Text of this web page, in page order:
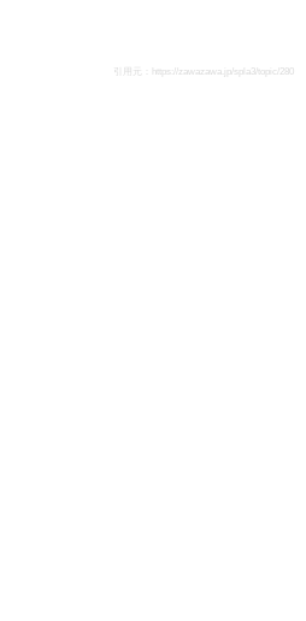
引用元： https://zawazawa.jp/spla3/topic/280